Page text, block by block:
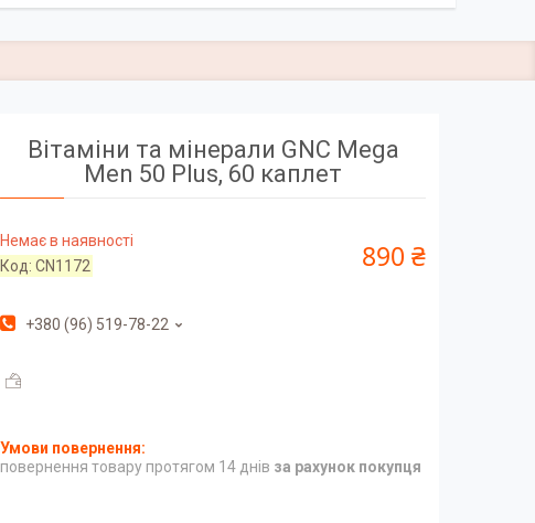
Вітаміни та мінерали GNC Mega
Men 50 Plus, 60 каплет
Немає в наявності
Код:CN1172 890 ₴
+380 (96) 519-78-22
повернення товару протягом 14 днів за рахунок покупця